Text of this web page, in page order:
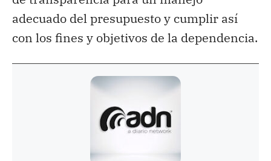
adecuado del presupuesto y cumplir así
con los fines y objetivos de la dependencia.